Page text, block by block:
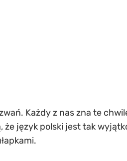
Każdy z nas zna te
że język polski jest tak